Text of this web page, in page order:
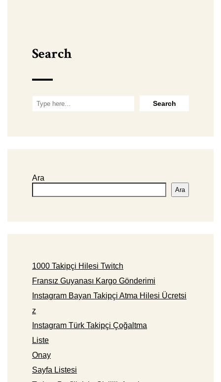
Search
Ara
Ara
1000 Takipçi Hilesi Twitch
Fransız Guyanası Kargo Gönderimi
Instagram Bayan Takipçi Atma Hilesi Ücretsi
z
Instagram Türk Takipçi Çoğaltma
Liste
Onay
Sayfa Listesi